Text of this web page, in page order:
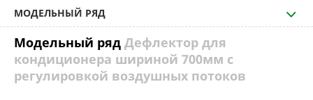
МОДЕЛЬНЫЙ РЯД
Модельный ряд Дефлектор для
кондиционера шириной 700мм с
регулировкой воздушных потоков